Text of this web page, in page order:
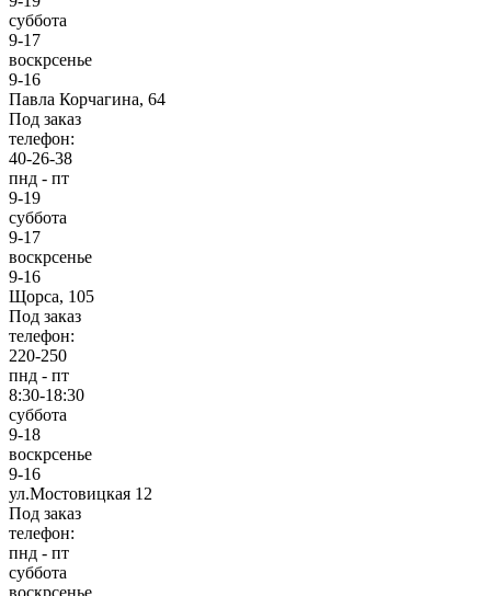
суббота
9-17
воскрсенье
9-16
Павла Корчагина, 64
Под заказ
телефон:
40-26-38
пнд - пт
9-19
суббота
9-17
воскрсенье
9-16
Щорса, 105
Под заказ
телефон:
220-250
пнд - пт
8:30-18:30
суббота
9-18
воскрсенье
9-16
ул.Мостовицкая 12
Под заказ
телефон:
пнд - пт
суббота